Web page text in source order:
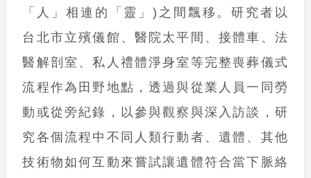
「人」相連的「靈」)之間飄移。研究者以
台北市立殯儀館、醫院太平間、接體車、法
醫解剖室、私人禮體淨身室等完整喪葬儀式
流程作為田野地點，透過與從業人員一同勞
動或從旁紀錄，以參與觀察與深入訪談， 研
究各個流程中不同人類行動者、遺體、其他
技術物如何互動來嘗試讓遺體符合當下脈絡